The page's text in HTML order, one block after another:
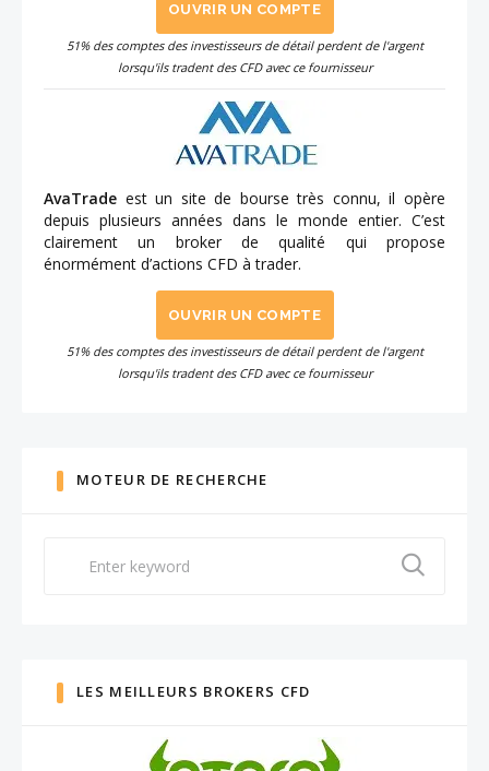
OUVRIR UN COMPTE
51% des comptes des investisseurs de détail perdent de l'argent
lorsqu'ils tradent des CFD avec ce fournisseur
AvaTrade est un site de bourse très connu, il opère
depuis plusieurs années dans le monde entier. C’est
clairement un broker de qualité qui propose
énormément d’actions CFD à trader.
OUVRIR UN COMPTE
51% des comptes des investisseurs de détail perdent de l'argent
lorsqu'ils tradent des CFD avec ce fournisseur
MOTEUR DE RECHERCHE
LES MEILLEURS BROKERS CFD